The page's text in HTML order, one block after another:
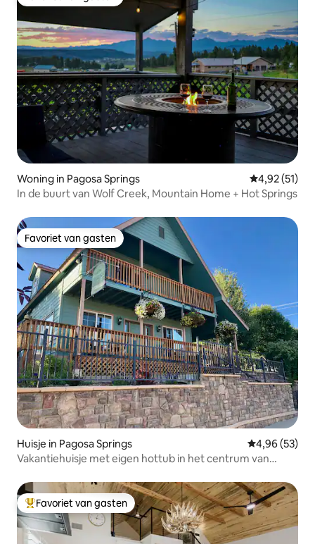
Favoriet van gasten
Woning in Pagosa Springs Gemiddelde
4,92 (51)
In de buurt van Wolf Creek, Mountain Home + Hot Springs
Favoriet van gasten
Favoriet van gasten
Huisje in Pagosa Springs Gemiddelde
4,96 (53)
Vakantiehuisje met eigen hottub in het centrum van
Topfavoriet van gasten
Favoriet van gasten